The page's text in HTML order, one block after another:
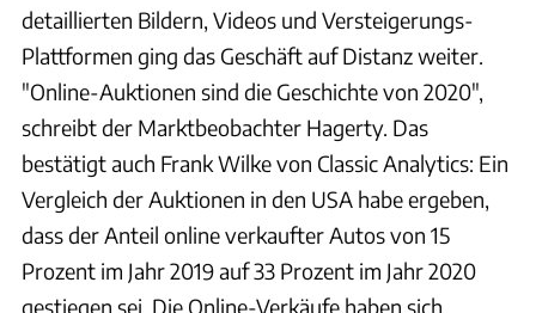
detaillierten Bildern, Videos und Versteigerungs-
Plattformen ging das Geschäft auf Distanz weiter.
"Online-Auktionen sind die Geschichte von 2020",
schreibt der Marktbeobachter Hagerty. Das
bestätigt auch Frank Wilke von Classic Analytics: Ein
Vergleich der Auktionen in den USA habe ergeben,
dass der Anteil online verkaufter Autos von 15
Prozent im Jahr 2019 auf 33 Prozent im Jahr 2020
gestiegen sei. Die Online-Verkäufe haben sich